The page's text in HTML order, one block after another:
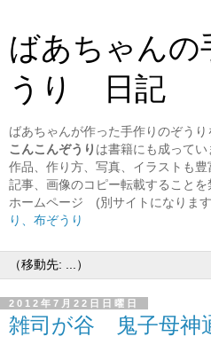
ばあちゃんの
うり 日記
ばあちゃんが作った手作りのぞうり
こんこんぞうり は書籍にも成ってい
作品、作り方、写真、イラストも
記事、画像のコピー転載することを
ホームページ (別サイトになり
り、布ぞうり
2012年7月22日日曜日
雑司が谷 鬼子母